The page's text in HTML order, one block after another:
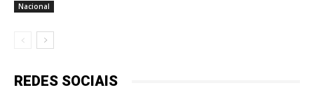
Nacional
REDES SOCIAIS